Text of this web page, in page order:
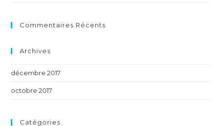
Commentaires Récents
Archives
décembre 2017
octobre 2017
Catégories